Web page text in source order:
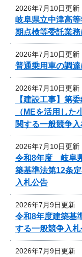
2026年7月10日更新
岐阜県立中津高
期点検等委託業
2026年7月10日更新
普通乗用車の調
2026年7月10日更新
【建設工事】第
（MEを活用した
関する一般競争
2026年7月10日更新
令和8年度 岐阜
築基準法第12条
入札公告
2026年7月9日更新
令和8年度建築基
する一般競争入札
2026年7月9日更新